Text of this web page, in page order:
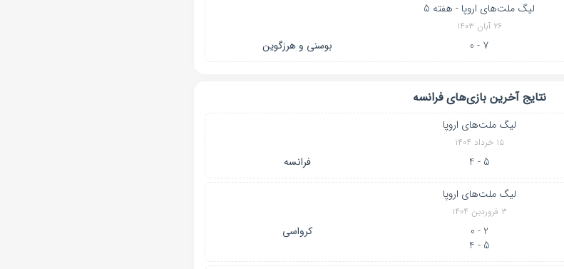
لیگ ملت‌های اروپا - هفته 5
۲۶ آبان ۱۴۰۳
7 - 0 بوسنی و هرزگوین
نتایج آخرین بازی‌های فرانسه
لیگ ملت‌های اروپا
۱۵ خرداد ۱۴۰۴
5 - 4 فرانسه
لیگ ملت‌های اروپا
۳ فروردین ۱۴۰۴
2 - 0
5 - 4
کرواسی